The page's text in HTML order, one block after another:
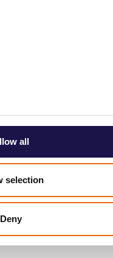
all
selection
Deny
szkód